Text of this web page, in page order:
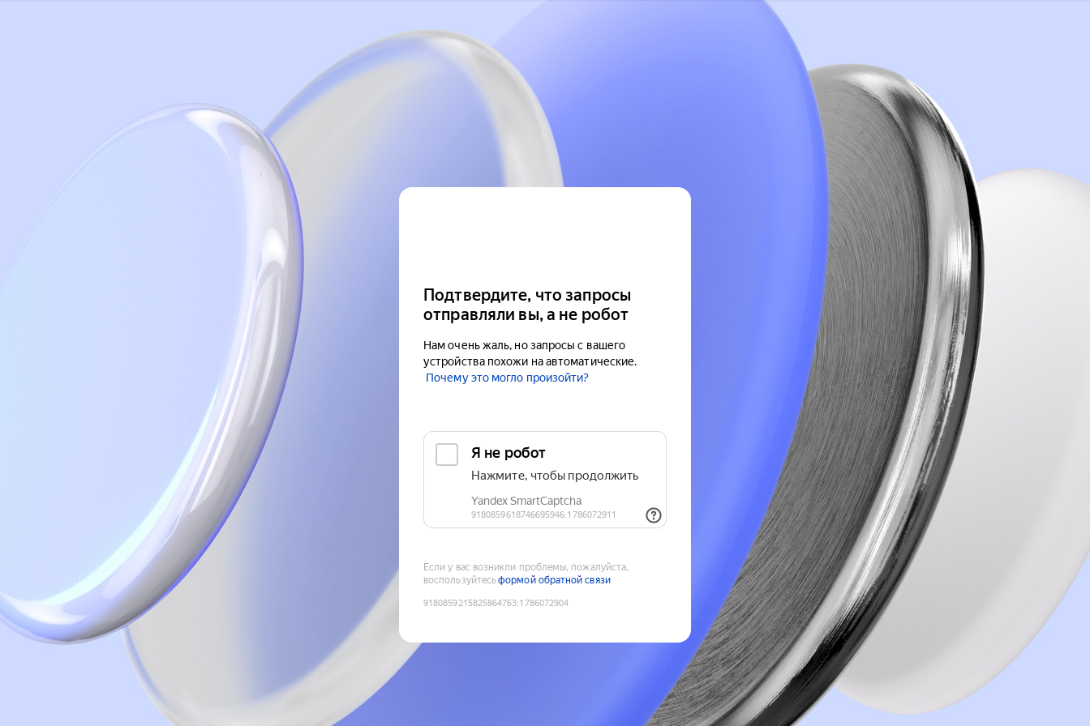
Подтвердите, что запросы
отправляли вы, а не робот
Нам очень жаль, но запросы с вашего
устройства похожи на автоматические.
Почему это могло произойти?
Если у вас возникли проблемы, пожалуйста,
воспользуйтесьформой обратной связи
9180859215825864763:1786072904